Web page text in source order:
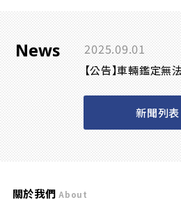
News 2025.09.01
【公告】車輛鑑定
新聞列表
關於我們 About